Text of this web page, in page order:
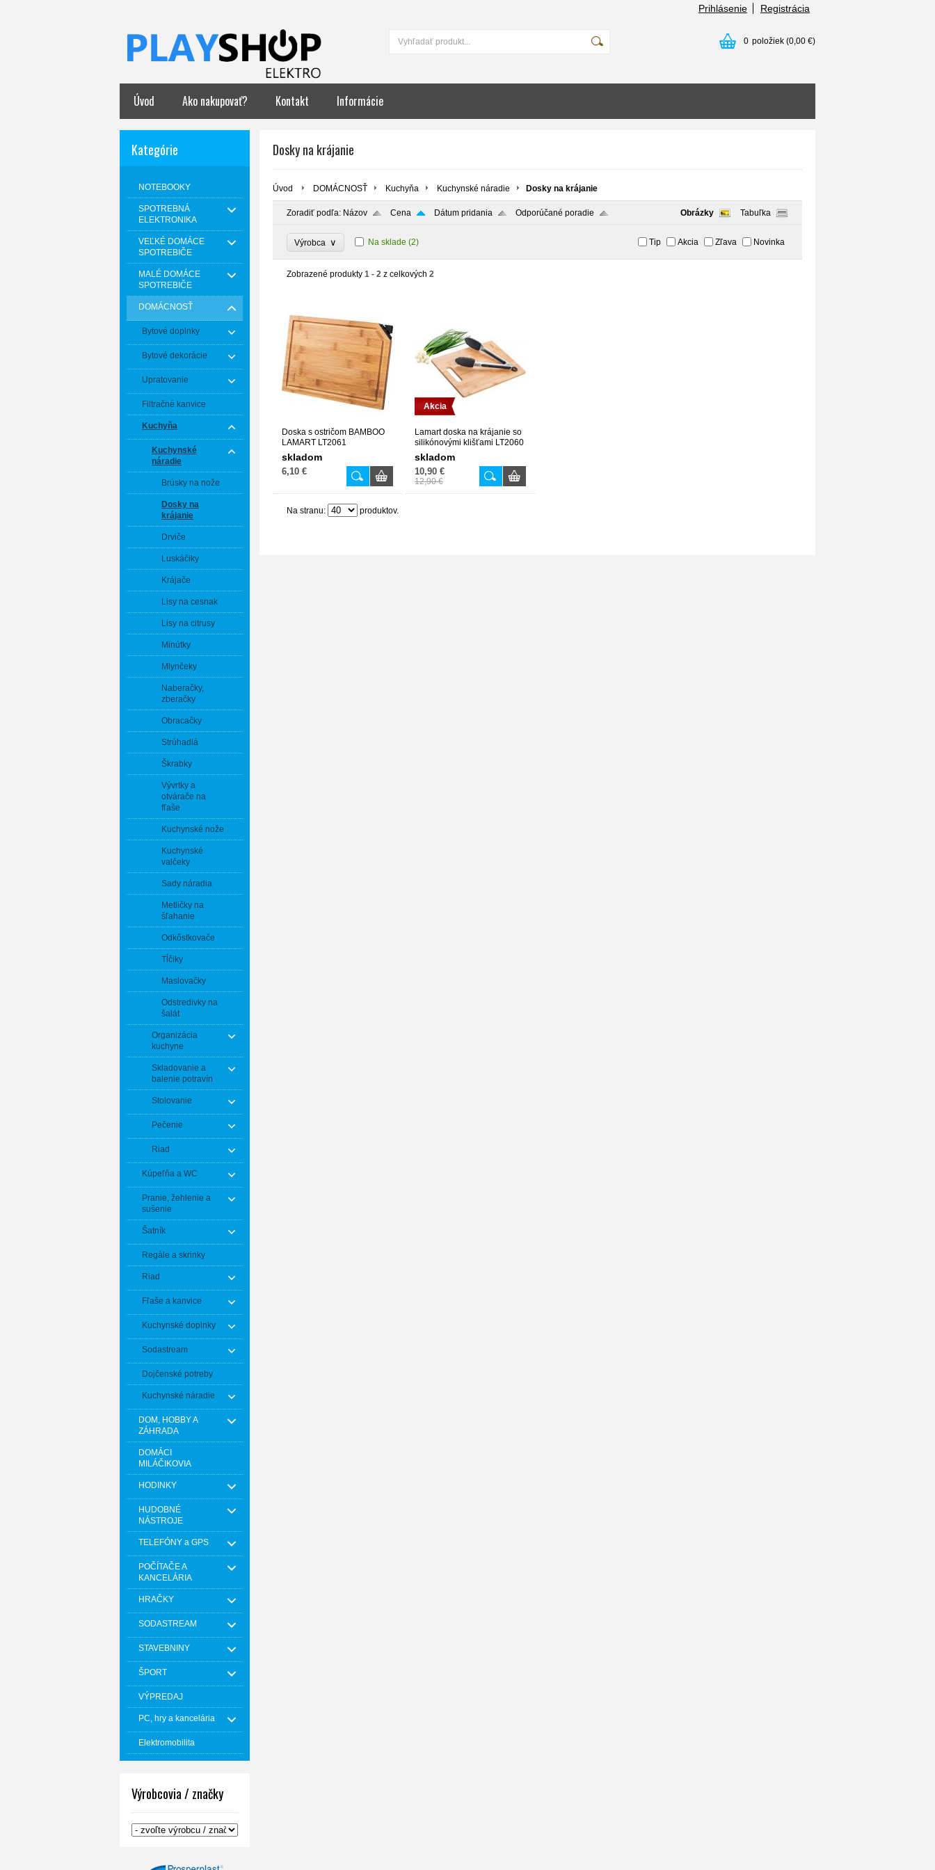
Prihlásenie Registrácia
0 položiek (0,00 €)
Úvod Ako nakupovať? Kontakt Informácie
Kategórie
NOTEBOOKY
SPOTREBNÁ
ELEKTRONIKA
VEĽKÉ DOMÁCE
SPOTREBIČE
MALÉ DOMÁCE
SPOTREBIČE
DOMÁCNOSŤ
Bytové doplnky
Bytové dekorácie
Upratovanie
Filtračné kanvice
Kuchyňa
Kuchynské
náradie
Brúsky na nože
Dosky na
krájanie
Drviče
Luskáčiky
Krájače
Lisy na cesnak
Lisy na citrusy
Minútky
Mlynčeky
Naberačky,
zberačky
Obracačky
Strúhadlá
Škrabky
Vývrtky a
otvárače na
fľaše
Kuchynské nože
Kuchynské
valčeky
Sady náradia
Metličky na
šľahanie
Odkôstkovače
Tĺčiky
Maslovačky
Odstredivky na
šalát
Organizácia
kuchyne
Skladovanie a
balenie potravín
Stolovanie
Pečenie
Riad
Kúpeľňa a WC
Pranie, žehlenie a
sušenie
Šatník
Regále a skrinky
Riad
Fľaše a kanvice
Kuchynské doplnky
Sodastream
Dojčenské potreby
Kuchynské náradie
DOM, HOBBY A
ZÁHRADA
DOMÁCI
MILÁČIKOVIA
HODINKY
HUDOBNÉ
NÁSTROJE
TELEFÓNY a GPS
POČÍTAČE A
KANCELÁRIA
HRAČKY
SODASTREAM
STAVEBNINY
ŠPORT
VÝPREDAJ
PC, hry a kancelária
Elektromobilita
Výrobcovia / značky
Dosky na krájanie
Úvod DOMÁCNOSŤ Kuchyňa Kuchynské náradie Dosky na krájanie
Zoradiť podľa: Názov Cena Dátum pridania Odporúčané poradie Obrázky Tabuľka
Výrobca ∨ Na sklade (2) Tip Akcia Zľava Novinka
Zobrazené produkty 1 - 2 z celkových 2
Doska s ostričom BAMBOO
LAMART LT2061
skladom
6,10 €
Akcia
Lamart doska na krájanie so
silikónovými klišťami LT2060
skladom
10,90 €
12,90 €
Na stranu: produktov.